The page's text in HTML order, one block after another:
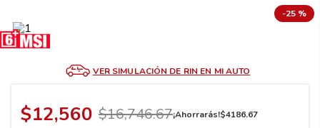
-25 %
VER SIMULACIÓN DE RIN EN MI AUTO
$12,560 $16,746.67¡Ahorrarás!$4186.67
9.195